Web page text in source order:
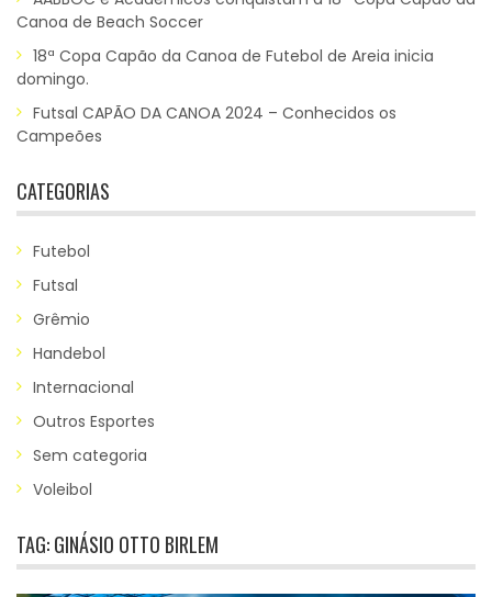
Canoa de Beach Soccer
18ª Copa Capão da Canoa de Futebol de Areia inicia
domingo.
Futsal CAPÃO DA CANOA 2024 – Conhecidos os
Campeões
CATEGORIAS
Futebol
Futsal
Grêmio
Handebol
Internacional
Outros Esportes
Sem categoria
Voleibol
TAG:GINÁSIO OTTO BIRLEM